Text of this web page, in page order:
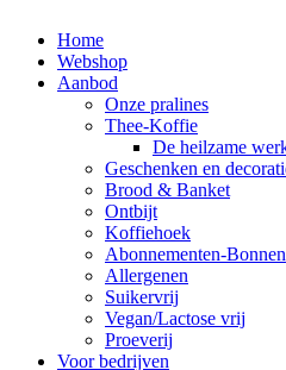
Home
Webshop
Aanbod
Onze pralines
Thee-Koffie
De heilzame
Geschenken en
Brood & Banket
Ontbijt
Koffiehoek
Abonnementen-Bonnen
Allergenen
Suikervrij
Vegan/Lactose vrij
Proeverij
Voor bedrijven